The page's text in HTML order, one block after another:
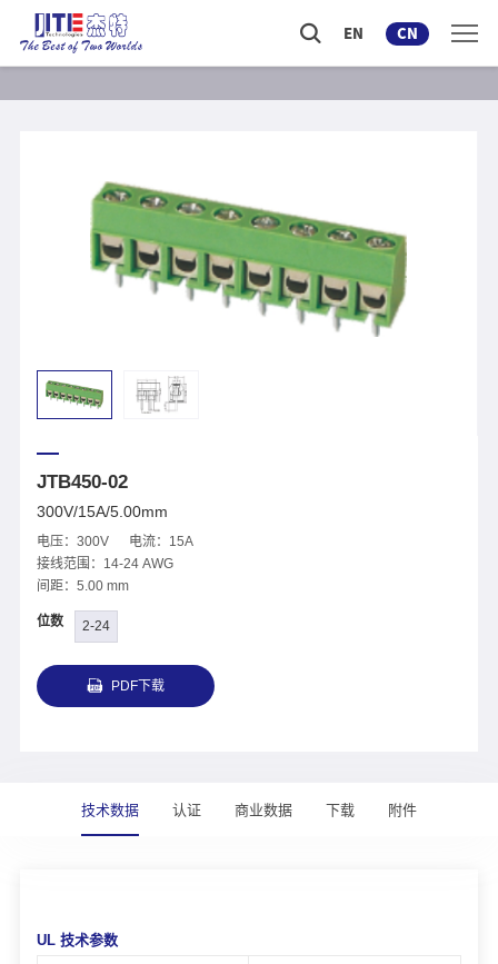
EN CN
JTB450-02
300V/15A/5.00mm
电压：300V 电流：15A
接线范围：14-24 AWG
间距：5.00 mm
位数 2-24
PDF下载
技术数据 认证 商业数据 下载 附件
UL 技术参数